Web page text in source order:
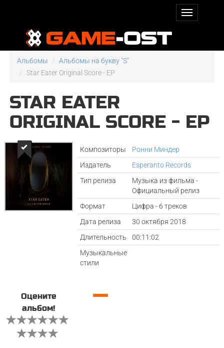
Альбомы
Альбомы на букву "S"
Star Eater Original Score - EP
STAR EATER
ORIGINAL SCORE - EP
Композиторы
Ронни Миндер
Издатель
Esperanto Records
Тип релиза
Музыка из фильма -
Официальный релиз
Формат
Цифра - 6 треков
Дата релиза
30 октября 2018
Длительность
00:11:02
Музыкальные
стили
Оцените
альбом!
—